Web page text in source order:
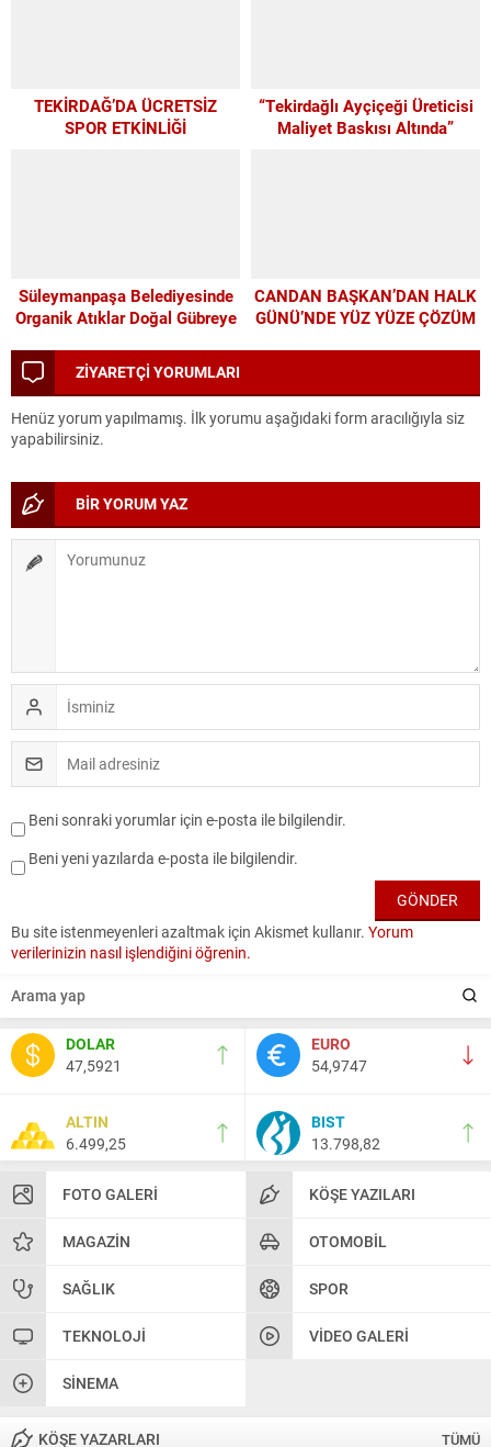
DOLAR
47,5921
EURO
54,9747
ALTIN
6.499,25
BIST
13.798,82
FOTO GALERI KÖŞE YAZILARI
MAGAZIN OTOMOBIL
SAĞLIK SPOR
TEKNOLOJI VIDEO GALERI
SINEMA
KÖŞE YAZARLARI TÜMÜ
TEKİRDAĞ’DA ÜCRETSİZ
SPOR ETKİNLİĞİ
“Tekirdağlı Ayçiçeği Üreticisi
Maliyet Baskısı Altında”
Süleymanpaşa Belediyesinde
Organik Atıklar Doğal Gübreye
CANDAN BAŞKAN’DAN HALK
GÜNÜ’NDE YÜZ YÜZE ÇÖZÜM
ZİYARETÇİ YORUMLARI
Henüz yorum yapılmamış. İlk yorumu aşağıdaki form aracılığıyla siz
yapabilirsiniz.
BİR YORUM YAZ
Beni sonraki yorumlar için e-posta ile bilgilendir.
Beni yeni yazılarda e-posta ile bilgilendir.
Bu site istenmeyenleri azaltmak için Akismet kullanır. Yorum
verilerinizin nasıl işlendiğini öğrenin.